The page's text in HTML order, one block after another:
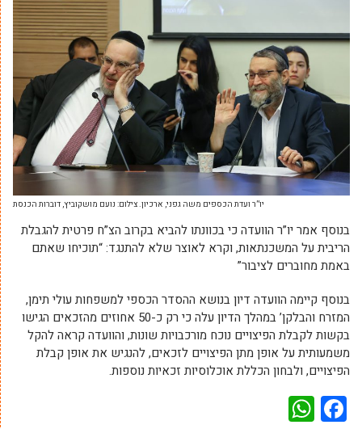
יו”ר ועדת הכספים משה גפני, ארכיון. צילום: נועם מושקוביץ, דוברות הכנסת
בנוסף אמר יו”ר הוועדה כי בכוונתו להביא בקרוב הצ”ח פרטית להגבלת
הריבית על המשכנתאות, וקרא לאוצר שלא להתנגד: “תוכיחו שאתם
באמת מחוברים לציבור”
בנוסף קיימה הוועדה דיון בנושא ההסדר הכספי למשפחות עולי תימן,
המזרח והבלקן’ במהלך הדיון עלה כי רק כ-50 אחוזים מהזכאים הגישו
בקשות לקבלת הפיצויים נוכח מורכבויות שונות, והוועדה קראה להקל
משמעותית על אופן מתן הפיצויים לזכאים, להנגיש את אופן קבלת
הפיצויים, ולבחון הכללת אוכלוסיות זכאיות נוספות.
Facebook